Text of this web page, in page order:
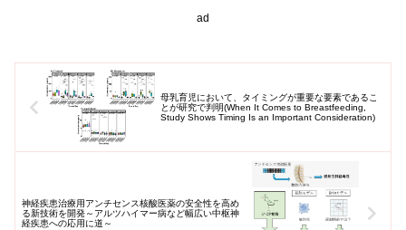
ad
母乳育児において、タイミングが重要な要素であるこ
とが研究で判明(When It Comes to Breastfeeding,
Study Shows Timing Is an Important Consideration)
神経疾患治療用アンチセンス核酸医薬の安全性を高め
る新技術を開発～アルツハイマー病など幅広い中枢神
経疾患への応用に道～